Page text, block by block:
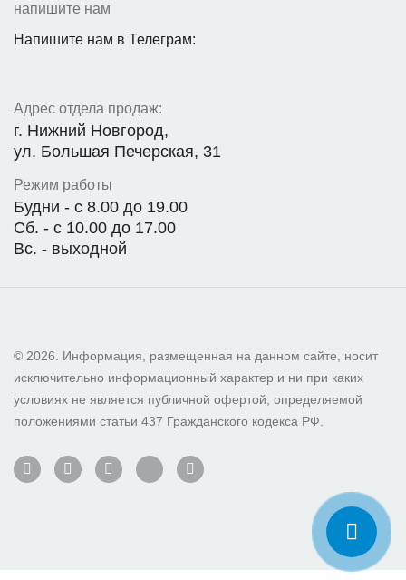
напишите нам
Напишите нам в Телеграм:
Адрес отдела продаж:
г. Нижний Новгород,
ул. Большая Печерская, 31
Режим работы
Будни - с 8.00 до 19.00
Сб. - с 10.00 до 17.00
Вс. - выходной
© 2026. Информация, размещенная на данном сайте, носит
исключительно информационный характер и ни при каких
условиях не является публичной офертой, определяемой
положениями статьи 437 Гражданского кодекса РФ.